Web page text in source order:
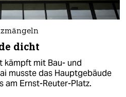
dicht
kämpft mit Bau- und
musste das Hauptgebäude
am Ernst-Reuter-Platz.